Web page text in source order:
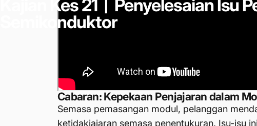
Kes21丨PenyelesaianIsu
Semikonduktor
Cabaran: Kepekaan Penjajaran dalam
Semasa pemasangan modul, pelanggan
ketidakjajaran semasa penentukuran. Isu-isu